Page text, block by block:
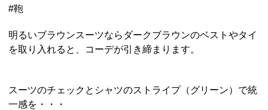
#鞄
明るいブラウンスーツならダークブラウンのベストやタイ
を取り入れると、コーデが引き締まります。
スーツのチェックとシャツのストライプ（グリーン）で統
一感を・・・